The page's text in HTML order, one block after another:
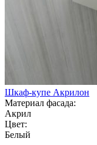
Шкаф-купе Акрилон
Материал фасада:
Акрил
Цвет:
Белый